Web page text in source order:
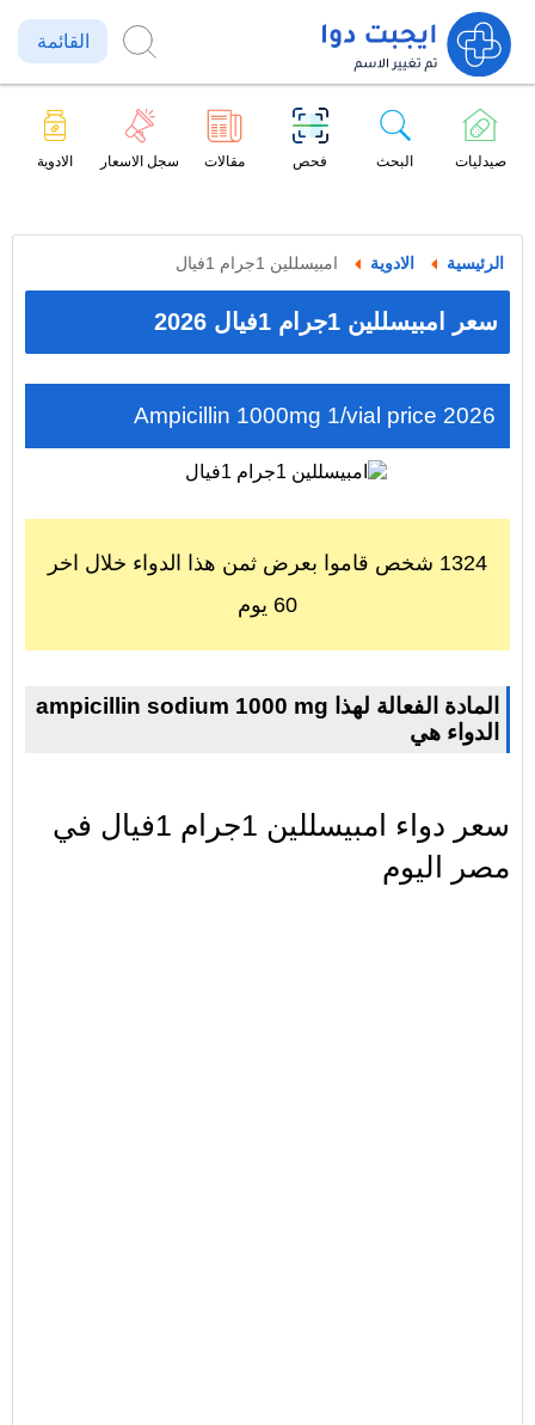
القائمة
صيدليات البحث فحص مقالات سجل الاسعار الادوية
الرئيسية الادوية امبيسللين 1جرام 1فيال
سعر امبيسللين 1جرام 1فيال 2026
Ampicillin 1000mg 1/vial price 2026
1324 شخص قاموا بعرض ثمن هذا الدواء خلال اخر
60 يوم
ampicillin sodium 1000 mg المادة الفعالة لهذا
الدواء هي
سعر دواء امبيسللين 1جرام 1فيال في
مصر اليوم